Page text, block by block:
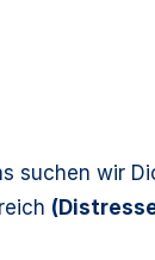
suchen wir